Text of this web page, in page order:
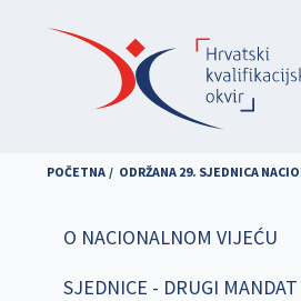
POČETNA ODRŽANA 29. SJEDNICA
O NACIONALNOM VIJEĆU
SJEDNICE - DRUGI MANDAT